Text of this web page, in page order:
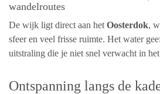
wandelroutes
De wijk ligt direct aan het Oosterdok,
sfeer en veel frisse ruimte. Het water
uitstraling die je niet snel verwacht in
Ontspanning langs de